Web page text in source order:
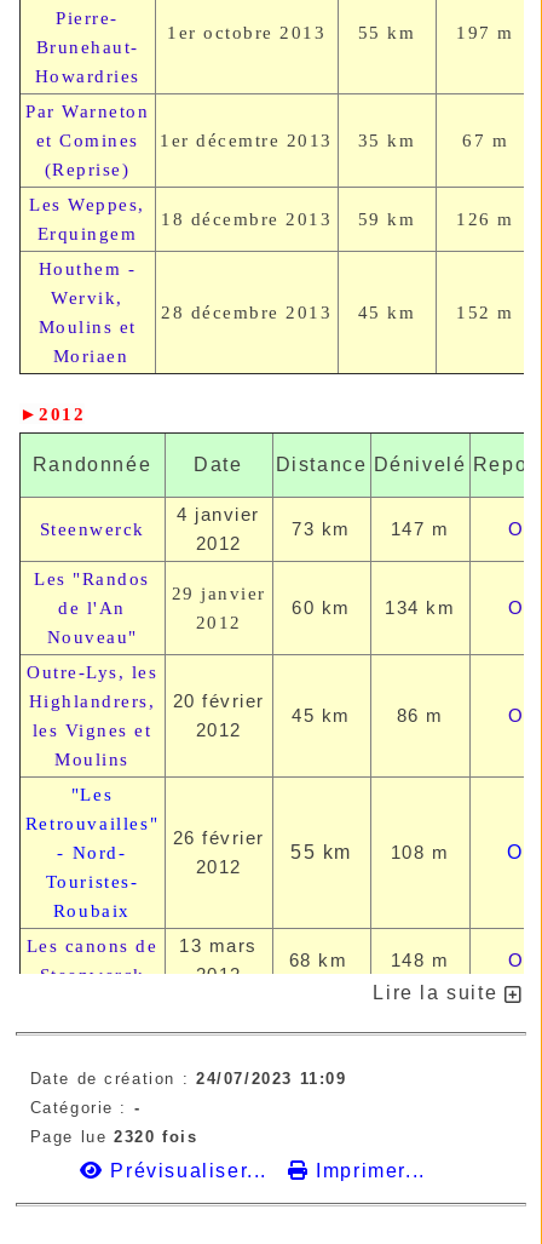
Pierre-
Brunehaut-
Howardries
1er octobre 2013 55 km 197 m
Par Warneton
et Comines
(Reprise)
1er décemtre 2013 35 km 67 m
Les Weppes,
Erquingem
18 décembre 2013 59 km 126 m
Houthem -
Wervik,
Moulins et
Moriaen
28 décembre 2013 45 km 152 m
► 2012
Randonnée Date Distance Dénivelé
Steenwerck
4 janvier
2012
73 km 147 m
Les "Randos
de l'An
Nouveau"
29 janvier
2012
60 km 134 km
Outre-Lys, les
Highlandrers,
les Vignes et
Moulins
20 février
2012
45 km 86 m
"Les
Retrouvailles"
- Nord-
Touristes-
Roubaix
26 février
2012
55 km 108 m
Les canons de
Steenwerck
13 mars
2012
68 km 148 m
CYCLOTHON
LILLE-
CASSEL
13 mai
2012
Brevet des
Roses à
20 mai
2012
76 km
Lire la suite
Date de création : 24/07/2023 11:09
Catégorie : -
Page lue 2320 fois
Prévisualiser... Imprimer...